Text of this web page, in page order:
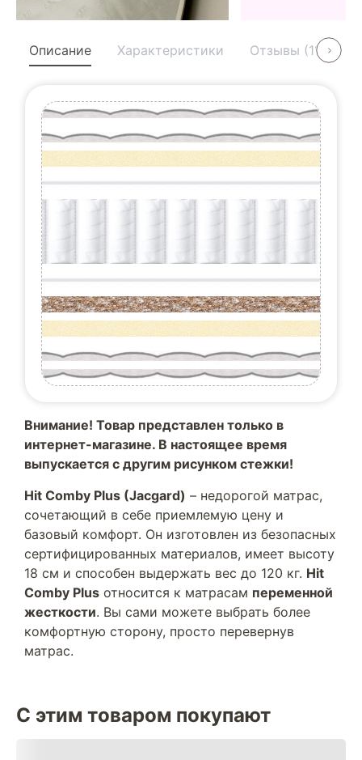
Описание Характеристики Отзывы (11)
Внимание! Товар представлен только в
интернет-магазине. В настоящее время
выпускается с другим рисунком стежки!
Hit Comby Plus (Jacgard) – недорогой матрас,
сочетающий в себе приемлемую цену и
базовый комфорт. Он изготовлен из безопасных
сертифицированных материалов, имеет высоту
18 см и способен выдержать вес до 120 кг. Hit
Comby Plus относится к матрасам переменной
жесткости. Вы сами можете выбрать более
комфортную сторону, просто перевернув
матрас.
С этим товаром покупают